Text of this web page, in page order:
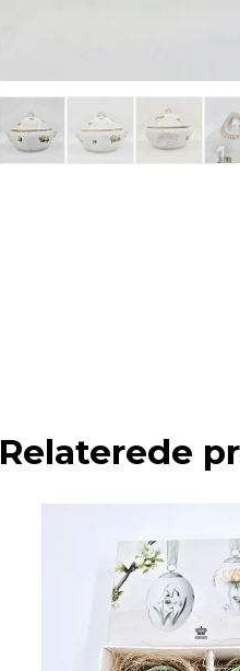
Relaterede